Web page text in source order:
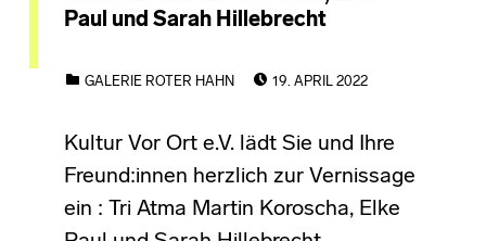
Paul und Sarah Hillebrecht
GALERIE ROTER HAHN
19. APRIL 2022
Kultur Vor Ort e.V. lädt Sie und Ihre
Freund:innen herzlich zur Vernissage
ein : Tri Atma Martin Koroscha, Elke